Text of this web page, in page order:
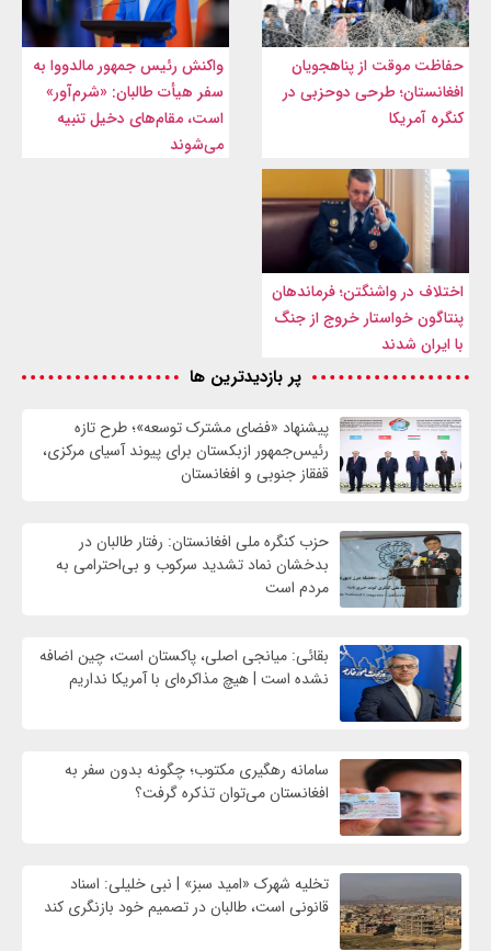
حفاظت موقت از پناهجویان
افغانستان؛ طرحی دوحزبی در
کنگره آمریکا
واکنش رئیس جمهور مالدووا به
سفر هیأت طالبان: «شرم‌آور»
است، مقام‌های دخیل تنبیه
می‌شوند
اختلاف در واشنگتن؛ فرماندهان
پنتاگون خواستار خروج از جنگ
با ایران شدند
پر بازدیدترین ها
پیشنهاد «فضای مشترک توسعه»؛ طرح تازه
رئیس‌جمهور ازبکستان برای پیوند آسیای مرکزی،
قفقاز جنوبی و افغانستان
حزب کنگره ملی افغانستان: رفتار طالبان در
بدخشان نماد تشدید سرکوب و بی‌احترامی به
مردم است
بقائی: میانجی اصلی، پاکستان است، چین اضافه
نشده است | هیچ مذاکره‌ای با آمریکا نداریم
سامانه رهگیری مکتوب؛ چگونه بدون سفر به
افغانستان می‌توان تذکره گرفت؟
تخلیه شهرک «امید سبز» | نبی خلیلی: اسناد
قانونی است، طالبان در تصمیم خود بازنگری کند